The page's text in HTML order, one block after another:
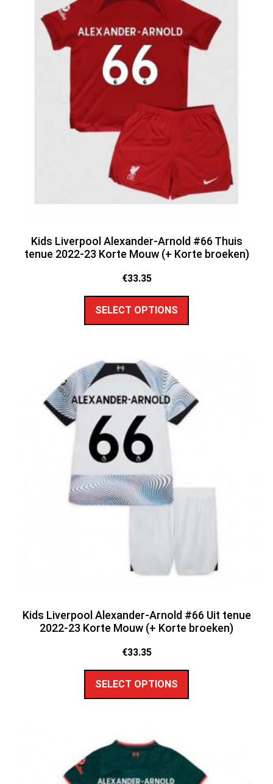
Kids Liverpool Alexander-Arnold #66 Thuis
tenue 2022-23 Korte Mouw (+ Korte broeken)
€33.35
SELECT OPTIONS
Kids Liverpool Alexander-Arnold #66 Uit tenue
2022-23 Korte Mouw (+ Korte broeken)
€33.35
SELECT OPTIONS